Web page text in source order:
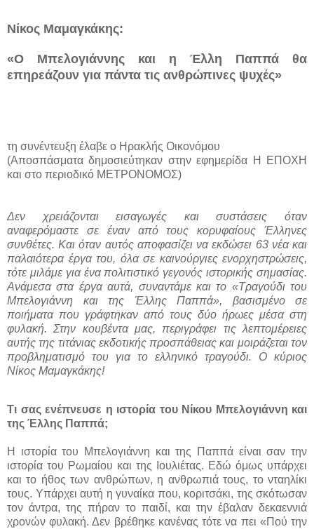
Νίκος Μαμαγκάκης:
«Ο Μπελογιάννης και η Έλλη Παππά θα
επηρεάζουν για πάντα τις ανθρώπινες ψυχές»
τη συνέντευξη έλαβε ο Ηρακλής Οικονόμου
(Αποσπάσματα δημοσιεύτηκαν στην εφημερίδα Η ΕΠΟΧΗ
και στο περιοδικό ΜΕΤΡΟΝΟΜΟΣ)
Δεν χρειάζονται εισαγωγές και συστάσεις όταν
αναφερόμαστε σε έναν από τους κορυφαίους Έλληνες
συνθέτες. Και όταν αυτός αποφασίζει να εκδώσει 63 νέα και
παλαιότερα έργα του, όλα σε καινούργιες ενορχηστρώσεις,
τότε μιλάμε για ένα πολιτιστικό γεγονός ιστορικής σημασίας.
Ανάμεσα στα έργα αυτά, συναντάμε και το «Τραγούδι του
Μπελογιάννη και της Έλλης Παππά», βασισμένο σε
ποιήματα που γράφτηκαν από τους δύο ήρωες μέσα στη
φυλακή. Στην κουβέντα μας, περιγράφει τις λεπτομέρειες
αυτής της τιτάνιας εκδοτικής προσπάθειας και μοιράζεται τον
προβληματισμό του για το ελληνικό τραγούδι. Ο κύριος
Νίκος Μαμαγκάκης!
Τι σας ενέπνευσε η ιστορία του Νίκου Μπελογιάννη και
της Έλλης Παππά;
Η ιστορία του Μπελογιάννη και της Παππά είναι σαν την
ιστορία του Ρωμαίου και της Ιουλιέτας. Εδώ όμως υπάρχει
και το ήθος των ανθρώπων, η ανθρωπιά τους, το νταηλίκι
τους. Υπάρχει αυτή η γυναίκα που, κοριτσάκι, της σκότωσαν
τον άντρα, της πήραν το παιδί, και την έβαλαν δεκαεννιά
χρονών φυλακή. Δεν βρέθηκε κανένας τότε να πει «Πού την